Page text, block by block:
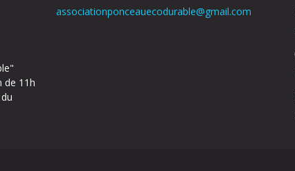
de 11h
associationponceauecodurable@gmail.com